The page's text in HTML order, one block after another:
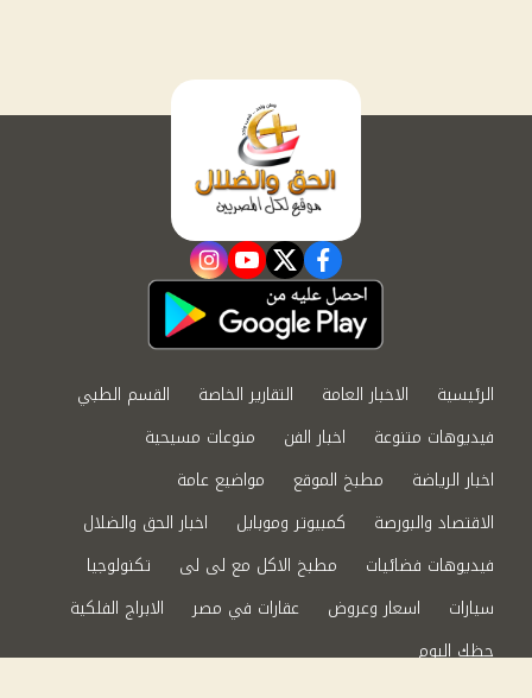
facebook
twitter
youtube
instagram
الرئيسية الاخبار العامة التقارير الخاصة
القسم الطبي
فيديوهات متنوعة
اخبار الفن
منوعات مسيحية
اخبار الرياضة
مطبخ الموقع
مواضيع عامة
الاقتصاد والبورصة
كمبيوتر وموبايل
اخبار الحق والضلال
فيديوهات فضائيات
مطبخ الاكل مع لى لى
تكنولوجيا
سيارات
اسعار وعروض عقارات في مصر
الابراج الفلكية
حظك اليوم